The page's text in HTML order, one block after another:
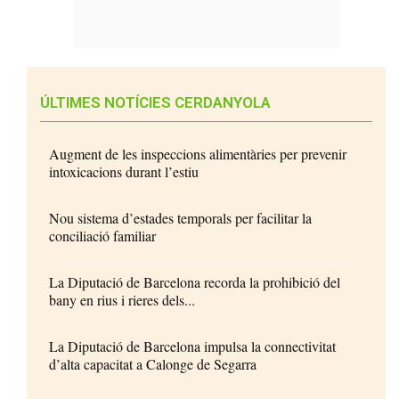
ÚLTIMES NOTÍCIES CERDANYOLA
Augment de les inspeccions alimentàries per prevenir
intoxicacions durant l’estiu
Nou sistema d’estades temporals per facilitar la
conciliació familiar
La Diputació de Barcelona recorda la prohibició del
bany en rius i rieres dels...
La Diputació de Barcelona impulsa la connectivitat
d’alta capacitat a Calonge de Segarra